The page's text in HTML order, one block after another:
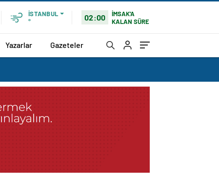
İSTANBUL
°
02:00
İMSAK'A
KALAN SÜRE
Yazarlar Gazeteler